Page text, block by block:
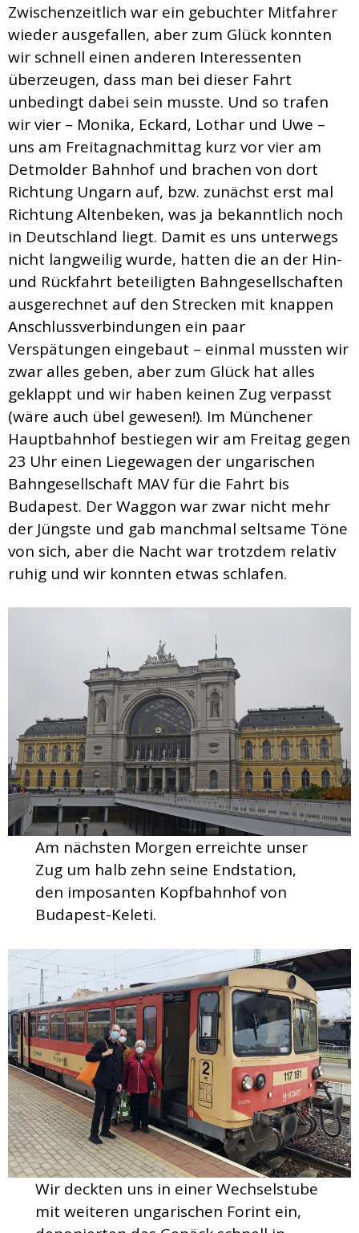
Zwischenzeitlich war ein gebuchter Mitfahrer
wieder ausgefallen, aber zum Glück konnten
wir schnell einen anderen Interessenten
überzeugen, dass man bei dieser Fahrt
unbedingt dabei sein musste. Und so trafen
wir vier – Monika, Eckard, Lothar und Uwe –
uns am Freitagnachmittag kurz vor vier am
Detmolder Bahnhof und brachen von dort
Richtung Ungarn auf, bzw. zunächst erst mal
Richtung Altenbeken, was ja bekanntlich noch
in Deutschland liegt. Damit es uns unterwegs
nicht langweilig wurde, hatten die an der Hin-
und Rückfahrt beteiligten Bahngesellschaften
ausgerechnet auf den Strecken mit knappen
Anschlussverbindungen ein paar
Verspätungen eingebaut – einmal mussten wir
zwar alles geben, aber zum Glück hat alles
geklappt und wir haben keinen Zug verpasst
(wäre auch übel gewesen!). Im Münchener
Hauptbahnhof bestiegen wir am Freitag gegen
23 Uhr einen Liegewagen der ungarischen
Bahngesellschaft MAV für die Fahrt bis
Budapest. Der Waggon war zwar nicht mehr
der Jüngste und gab manchmal seltsame Töne
von sich, aber die Nacht war trotzdem relativ
ruhig und wir konnten etwas schlafen.
Am nächsten Morgen erreichte unser
Zug um halb zehn seine Endstation,
den imposanten Kopfbahnhof von
Budapest-Keleti.
Wir deckten uns in einer Wechselstube
mit weiteren ungarischen Forint ein,